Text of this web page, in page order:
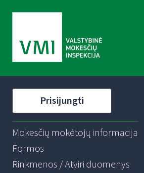
Prisijungti
Mokesčių mokėtojų informacija
Formos
Rinkmenos / Atviri duomenys